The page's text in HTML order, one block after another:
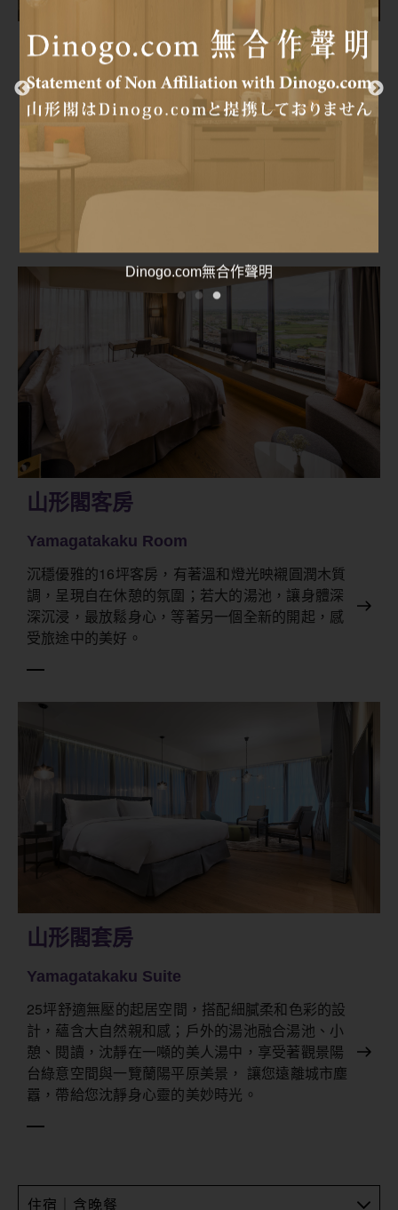
豪華雙床房 (日式房型)
Deluxe Twin Room (Japanese style)
14坪寬敞的空間，透過玻璃的穿透性，隨著清晨與
黃昏的變化，讓您感受大自然中陽光及月夜的美
好；除此之外，房內規畫了宜蘭縣傳承三代唯一保
山形閣客房
Yamagatakaku Room
沉穩優雅的16坪客房，有著溫和燈光映襯圓潤木質
調，呈現自在休憩的氛圍；若大的湯池，讓身體深
深沉浸，最放鬆身心，等著另一個全新的開起，感
受旅途中的美好。
山形閣套房
Yamagatakaku Suite
25坪舒適無壓的起居空間，搭配細膩柔和色彩的設
計，蘊含大自然親和感；戶外的湯池融合湯池、小
憩、閱讀，沈靜在一噸的美人湯中，享受著觀景陽
台綠意空間與一覽蘭陽平原美景， 讓您遠離城市塵
囂，帶給您沈靜身心靈的美妙時光。
住宿｜含晚餐
山形閣外牆清洗工程公告